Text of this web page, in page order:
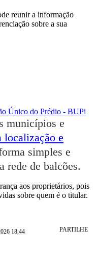
reunir a informação
sobre a sua
Único do Prédio - BUPi
municípios e
localização e
simples e
rede de balcões.
aos proprietários, pois
sobre quem é o titular.
18:44 PARTILHE